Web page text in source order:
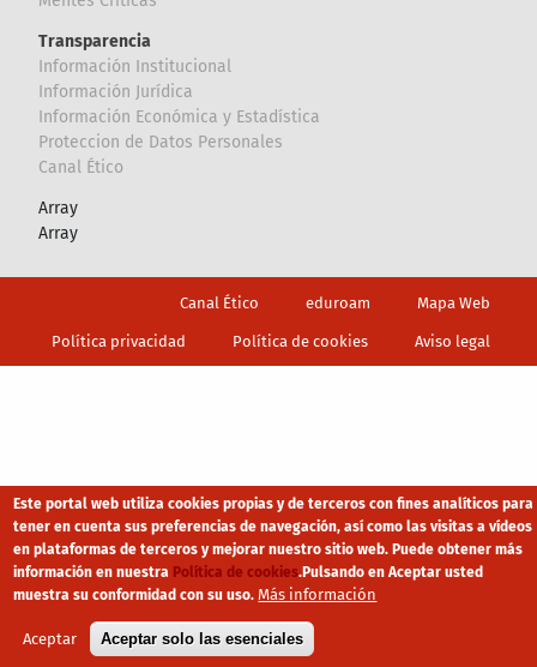
Transparencia
Información Institucional
Información Jurídica
Información Económica y Estadística
Proteccion de Datos Personales
Canal Ético
Array
Array
Canal Ético eduroam Mapa Web
Política privacidad Política de cookies Aviso legal
Este portal web utiliza cookies propias y de terceros con fines analíticos para
tener en cuenta sus preferencias de navegación, así como las visitas a vídeos
en plataformas de terceros y mejorar nuestro sitio web. Puede obtener más
información en nuestra Política de cookies.Pulsando en Aceptar usted
muestra su conformidad con su uso. Más información
Aceptar Aceptar solo las esenciales